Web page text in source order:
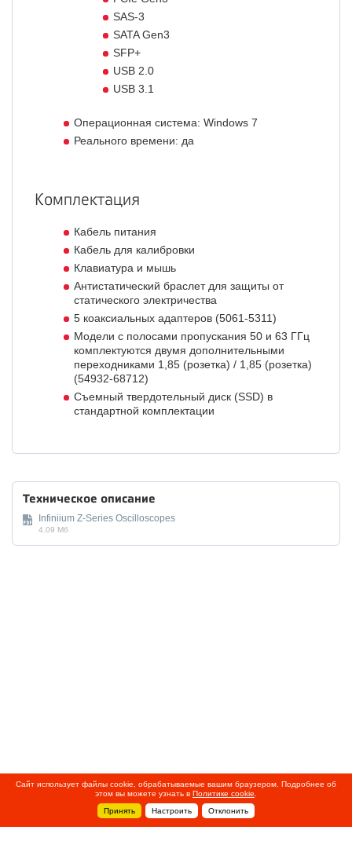
SAS-3
SATA Gen3
SFP+
USB 2.0
USB 3.1
Операционная система: Windows 7
Реального времени: да
Комплектация
Кабель питания
Кабель для калибровки
Клавиатура и мышь
Антистатический браслет для защиты от
статического электричества
5 коаксиальных адаптеров (5061-5311)
Модели с полосами пропускания 50 и 63 ГГц
комплектуются двумя дополнительными
переходниками 1,85 (розетка) / 1,85 (розетка)
(54932-68712)
Съемный твердотельный диск (SSD) в
стандартной комплектации
Техническое описание
Infiniium Z-Series Oscilloscopes
4.09 Мб
Сайт использует файлы cookie, обрабатываемые вашим браузером. Подробнее об
этом вы можете узнать в Политике cookie
Принять
Настроить Отклонить